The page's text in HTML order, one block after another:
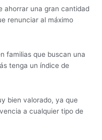
ahorrar una gran cantidad
renunciar al máximo
familias que buscan una
tenga un índice de
bien valorado, ya que
a cualquier tipo de